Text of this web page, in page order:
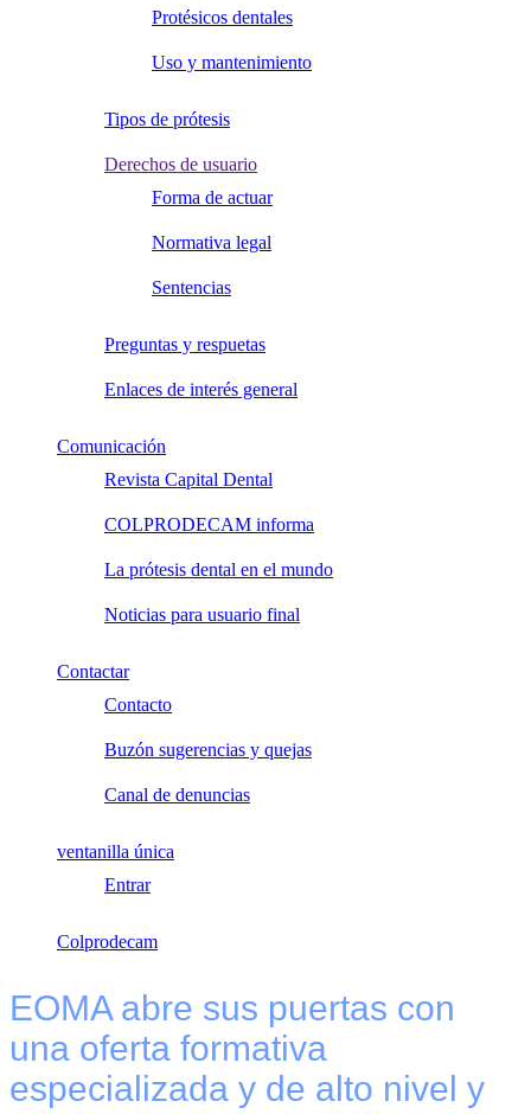
Protésicos dentales
Uso y mantenimiento
Tipos de prótesis
Derechos de usuario
Forma de actuar
Normativa legal
Sentencias
Preguntas y respuetas
Enlaces de interés general
Comunicación
Revista Capital Dental
COLPRODECAM informa
La prótesis dental en el mundo
Noticias para usuario final
Contactar
Contacto
Buzón sugerencias y quejas
Canal de denuncias
ventanilla única
Entrar
Colprodecam
EOMA abre sus puertas con
una oferta formativa
especializada y de alto nivel y